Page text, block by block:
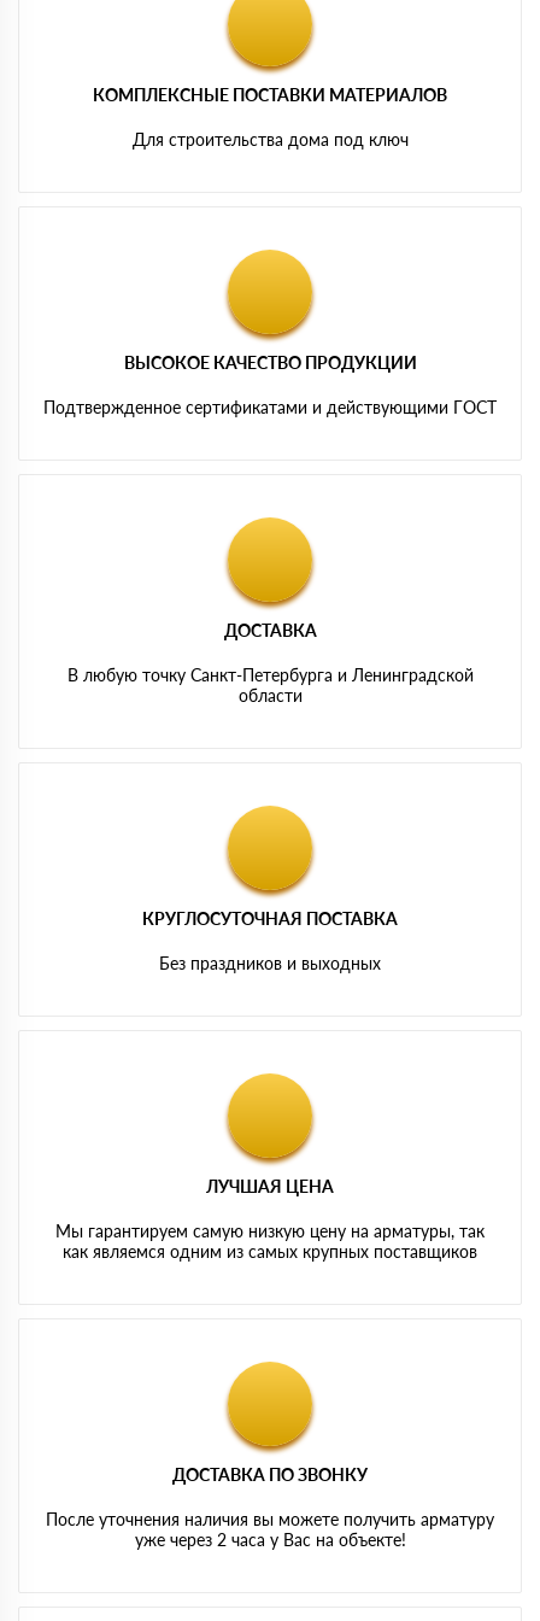
КОМПЛЕКСНЫЕ ПОСТАВКИ МАТЕРИАЛОВ
Для строительства дома под ключ
ВЫСОКОЕ КАЧЕСТВО ПРОДУКЦИИ
Подтвержденное сертификатами и действующими ГОСТ
ДОСТАВКА
В любую точку Санкт-Петербурга и Ленинградской
области
КРУГЛОСУТОЧНАЯ ПОСТАВКА
Без праздников и выходных
ЛУЧШАЯ ЦЕНА
Мы гарантируем самую низкую цену на арматуры, так
как являемся одним из самых крупных поставщиков
ДОСТАВКА ПО ЗВОНКУ
После уточнения наличия вы можете получить арматуру
уже через 2 часа у Вас на объекте!